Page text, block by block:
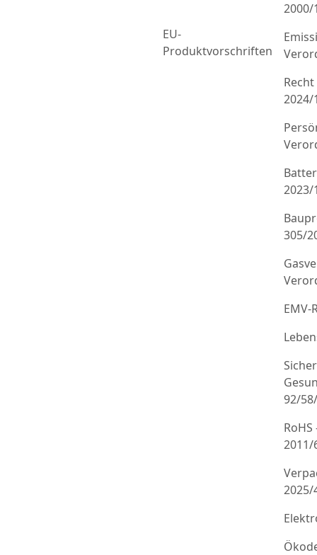
EU-
Produktvorschriften
2000/
2024/
2023/
305/
EMV-
92/
2011/
2025/